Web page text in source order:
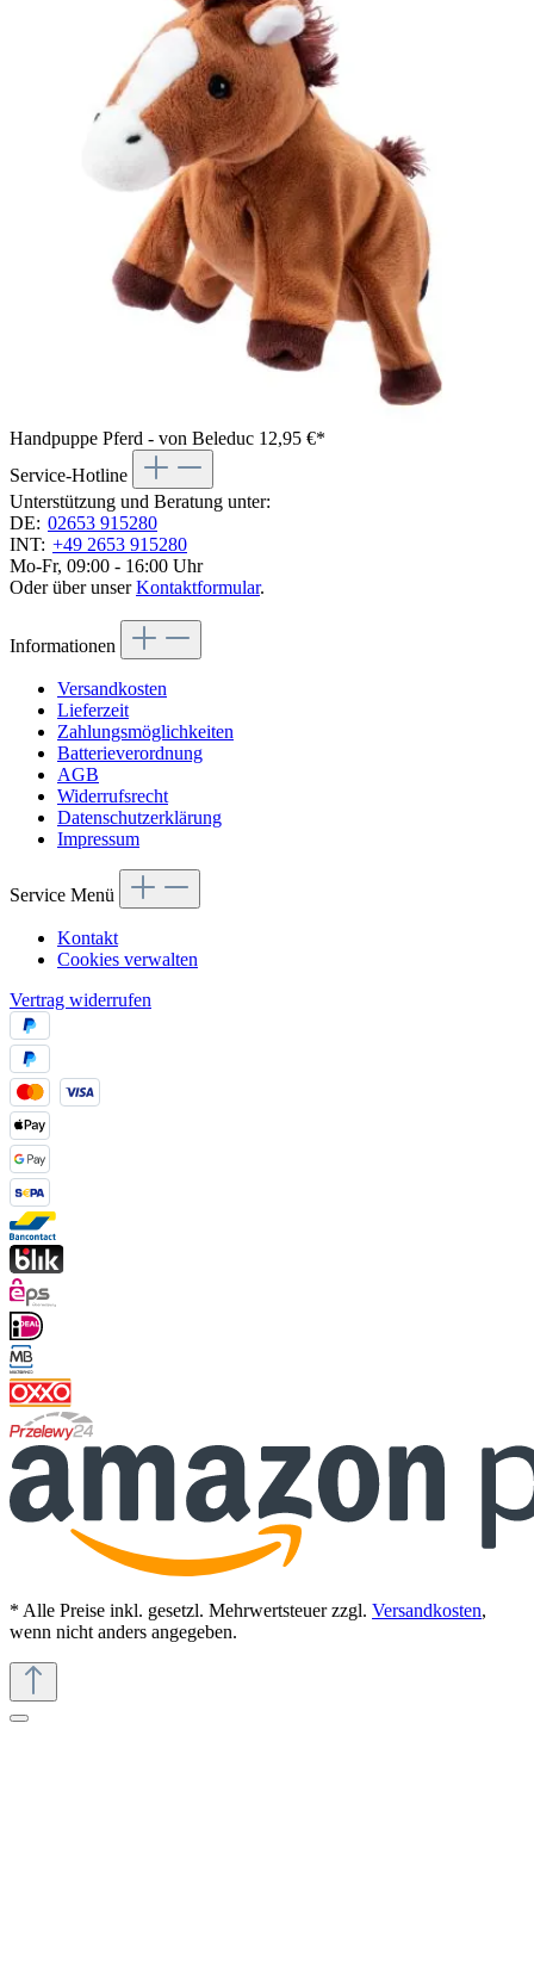
Handpuppe Pferd - von Beleduc 12,95 €*
Service-Hotline
Unterstützung und Beratung unter:
DE: 02653 915280
INT: +49 2653 915280
Mo-Fr, 09:00 - 16:00 Uhr
Oder über unserKontaktformular.
Informationen
Versandkosten
Lieferzeit
Zahlungsmöglichkeiten
Batterieverordnung
AGB
Widerrufsrecht
Datenschutzerklärung
Impressum
Service Menü
Kontakt
Cookies verwalten
Vertrag widerrufen
* Alle Preise inkl. gesetzl. Mehrwertsteuer zzgl. Versandkosten,
wenn nicht anders angegeben.